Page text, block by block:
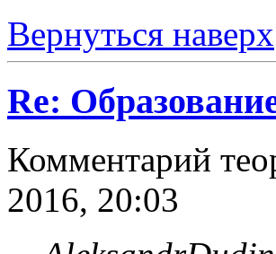
Вернуться наверх
Re:
Комментарий
2016, 20:03